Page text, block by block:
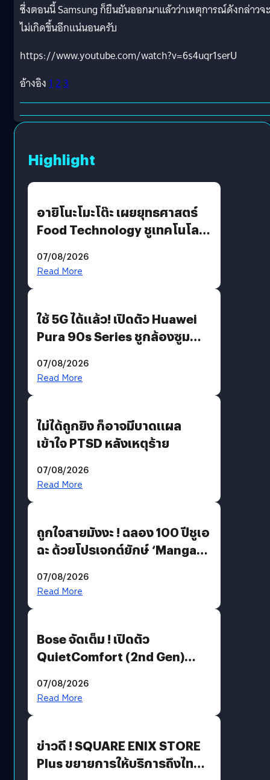
ซึ่งตอนนี้ Samsung ก็ยืนยันออกมาแล้วว่าเหตุการณ์ดังกล่าวจะ
ไม่เกิดขึ้นอีกแน่นอนครับ
https://www.youtube.com/watch?v=6s4uqr1serU
อ้างอิง123
Highlight
อายิโนะโมะโต๊ะ เผยยุทธศาสตร์
Food Technology ชูเทคโนโลยี
บริโภคและ B2B
07/08/2026
Read More
ใช้ 5G ได้แล้ว! เปิดตัว Huawei
Pura 90s Series ชูกล้องซูม
07/08/2026
Read More
ไม่ได้ถูกยิง ก็อาจมีบาดแผล
เข้าใจ PTSD หลังเหตุร้าย
07/08/2026
Read More
ถูกใจสายมังงะ ! ฉลอง 100 ปีชูเอ
ฉะ ด้วยโปรเจกต์ยักษ์ ‘Manga
มีภาษาไทยด้วย
07/08/2026
Read More
Bose จัดเต็ม ! เปิดตัว
QuietComfort (2nd Gen)
07/08/2026
Read More
ข่าวดี ! SQUARE ENIX STORE
Plus ขยายการให้บริการถึงไทย